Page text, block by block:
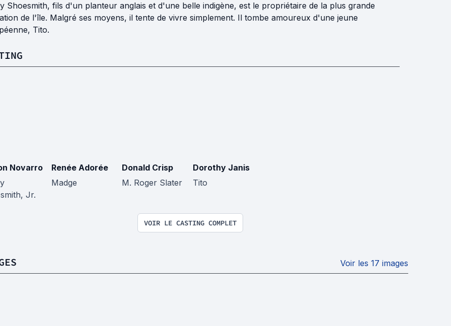
Shoesmith, fils d'un planteur anglais et d'une belle indigène, est le propriétaire de la plus grande
de l'île. Malgré ses moyens, il tente de vivre simplement. Il tombe amoureux d'une jeune
Tito.
Novarro
Jr.
Renée Adorée
Madge
Donald Crisp
M. Roger Slater
Dorothy Janis
Tito
VOIR LE CASTING COMPLET
Voir les 17 images